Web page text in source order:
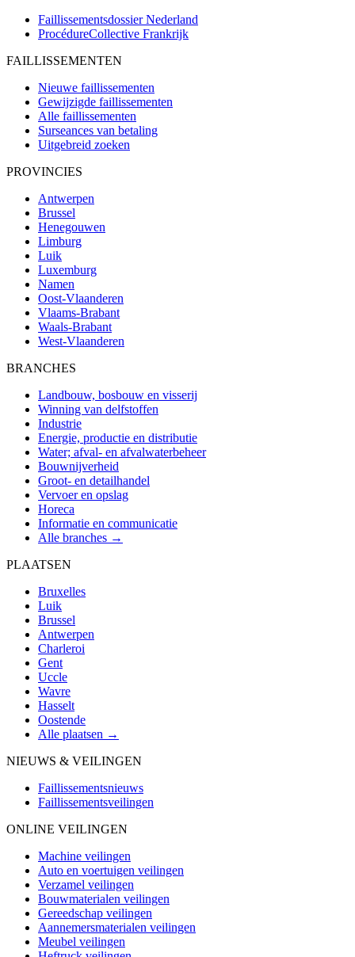
Faillissementsdossier Nederland
ProcédureCollective Frankrijk
FAILLISSEMENTEN
Nieuwe faillissementen
Gewijzigde faillissementen
Alle faillissementen
Surseances van betaling
Uitgebreid zoeken
PROVINCIES
Antwerpen
Brussel
Henegouwen
Limburg
Luik
Luxemburg
Namen
Oost-Vlaanderen
Vlaams-Brabant
Waals-Brabant
West-Vlaanderen
BRANCHES
Landbouw, bosbouw en visserij
Winning van delfstoffen
Industrie
Energie, productie en distributie
Water; afval- en afvalwaterbeheer
Bouwnijverheid
Groot- en detailhandel
Vervoer en opslag
Horeca
Informatie en communicatie
Alle branches →
PLAATSEN
Bruxelles
Luik
Brussel
Antwerpen
Charleroi
Gent
Uccle
Wavre
Hasselt
Oostende
Alle plaatsen →
NIEUWS & VEILINGEN
Faillissementsnieuws
Faillissementsveilingen
ONLINE VEILINGEN
Machine veilingen
Auto en voertuigen veilingen
Verzamel veilingen
Bouwmaterialen veilingen
Gereedschap veilingen
Aannemersmaterialen veilingen
Meubel veilingen